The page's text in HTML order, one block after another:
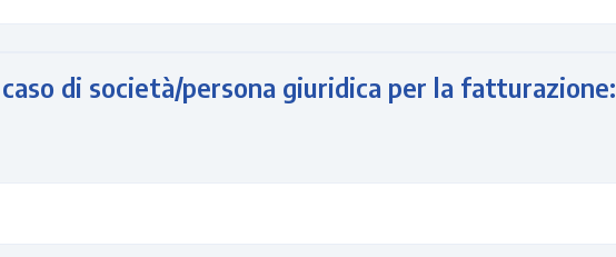
di società/persona giuridica per la fatturazione: